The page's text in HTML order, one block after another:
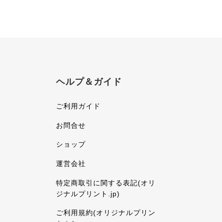
ヘルプ＆ガイド
ご利用ガイド
お問合せ
ショップ
運営会社
特定商取引に関する表記(オリ
ジナルプリント.jp)
ご利用規約(オリジナルプリン